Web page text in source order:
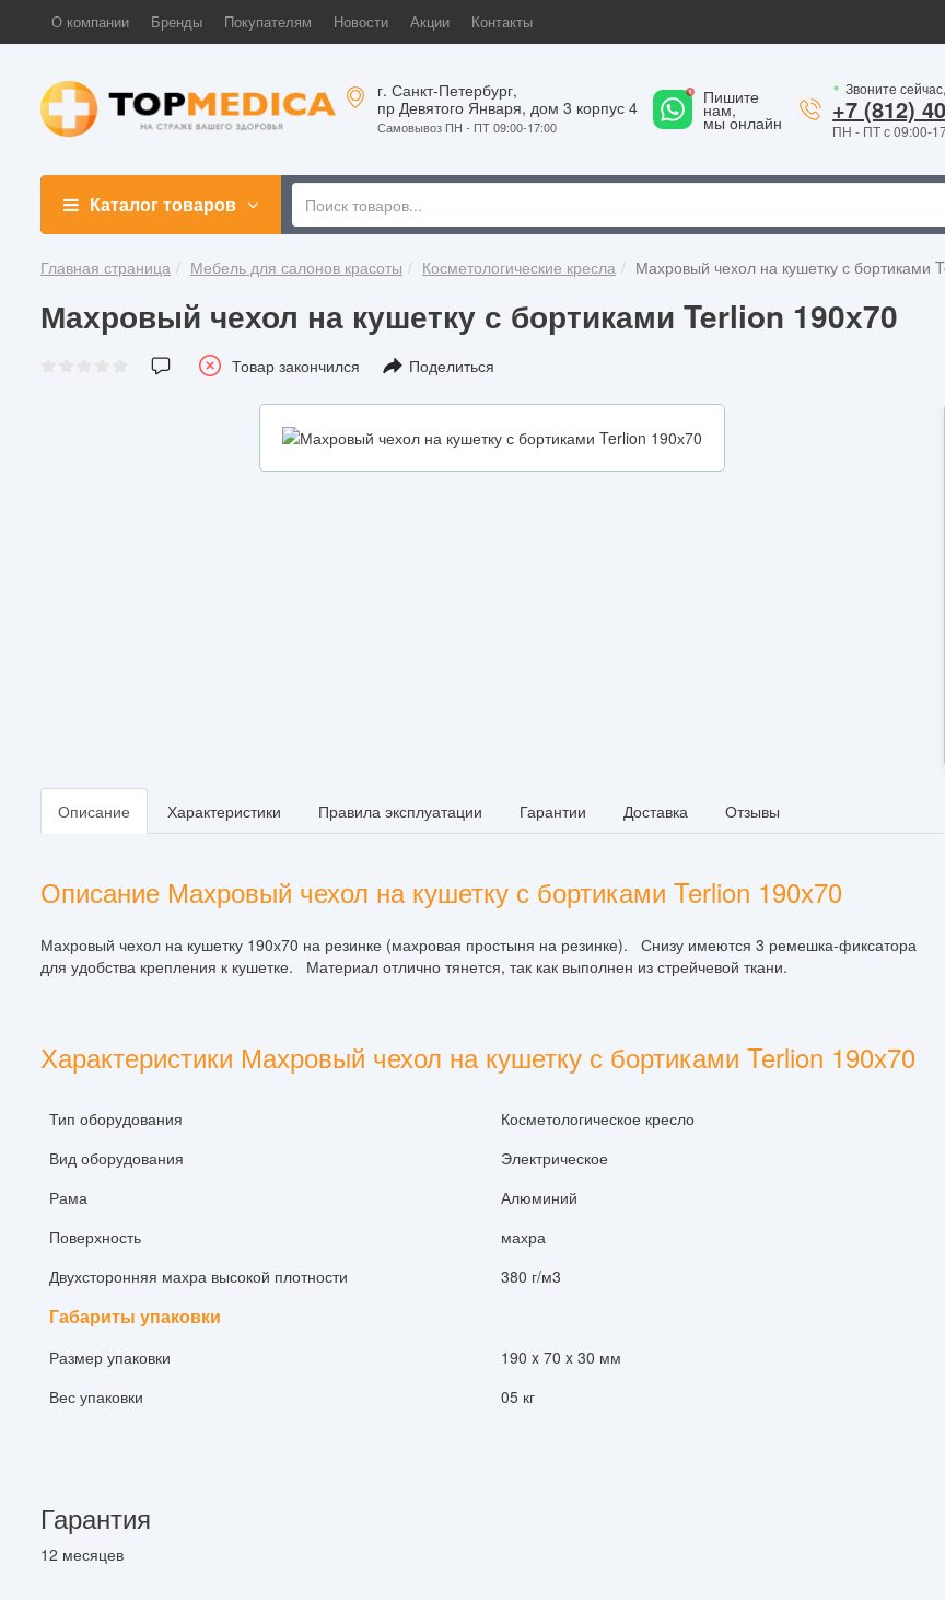
О компании Бренды Покупателям Новости Акции Контакты
г. Санкт-Петербург,
пр Девятого Января, дом 3 корпус 4
Самовывоз ПН - ПТ 09:00-17:00
1 Пишите
нам,
мы онлайн
Звоните
+7 (812)
ПН - ПТ с 09:00-
Каталог товаров
Главная страница Мебель для салонов красоты Косметологические кресла Махровый чехол на кушетку с бортиками
Махровый чехол на кушетку с бортиками Terlion 190х70
Товар закончился Поделиться
Описание Характеристики Правила эксплуатации Гарантии Доставка Отзывы
Описание Махровый чехол на кушетку с бортиками Terlion 190х70
Махровый чехол на кушетку 190х70 на резинке (махровая простыня на резинке). Снизу имеются 3 ремешка-фиксатора
для удобства крепления к кушетке. Материал отлично тянется, так как выполнен из стрейчевой ткани.
Характеристики Махровый чехол на кушетку с бортиками Terlion 190х70
Тип оборудования
Косметологическое кресло
Вид оборудования
Электрическое
Рама
Алюминий
Поверхность
махра
Двухсторонняя махра высокой плотности
380 г/м3
Габариты упаковки
Размер упаковки
190 x 70 x 30 мм
Вес упаковки
05 кг
Гарантия
12 месяцев